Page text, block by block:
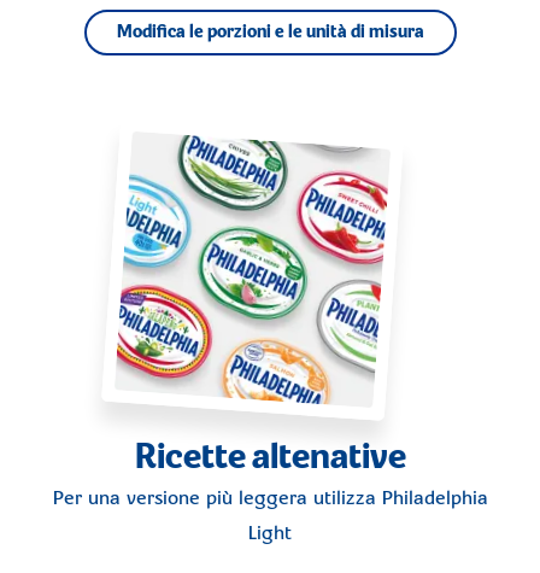
Modifica le porzioni e le unità di misura
Ricette altenative
Per una versione più leggera utilizza Philadelphia
Light